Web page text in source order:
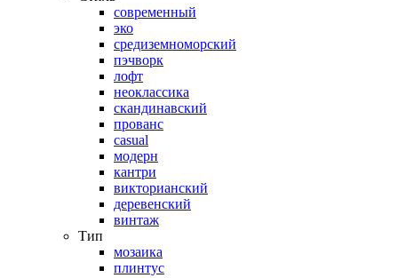
современный
эко
средиземноморский
пэчворк
лофт
неоклассика
скандинавский
прованс
casual
модерн
кантри
викторианский
деревенский
винтаж
Тип
мозаика
плинтус